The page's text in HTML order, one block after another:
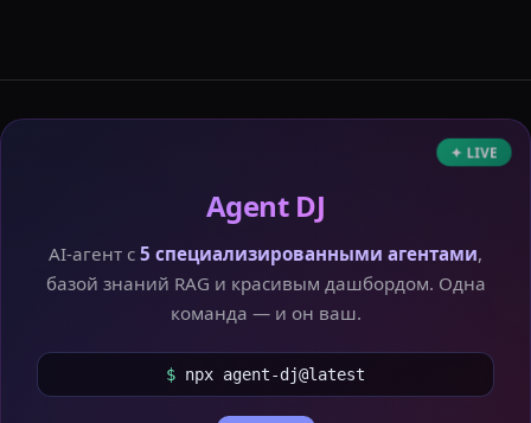
✦ LIVE
Agent DJ
AI-агент с 5 специализированными агентами,
базой знаний RAG и красивым дашбордом. Одна
команда — и он ваш.
$ npx agent-dj@latest